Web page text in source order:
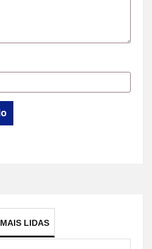
MAIS LIDAS